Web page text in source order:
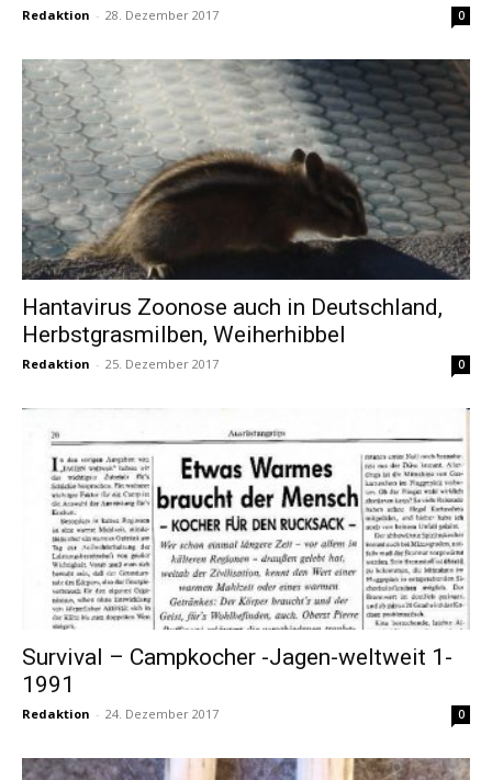
Redaktion - 28. Dezember 2017 0
Hantavirus Zoonose auch in Deutschland,
Herbstgrasmilben, Weiherhibbel
Redaktion - 25. Dezember 2017 0
Survival – Campkocher -Jagen-weltweit 1-
1991
Redaktion - 24. Dezember 2017 0